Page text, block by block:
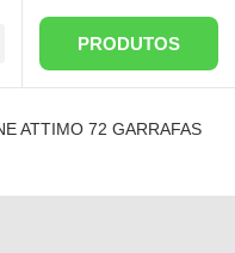
PRODUTOS
ATTIMO 72 GARRAFAS